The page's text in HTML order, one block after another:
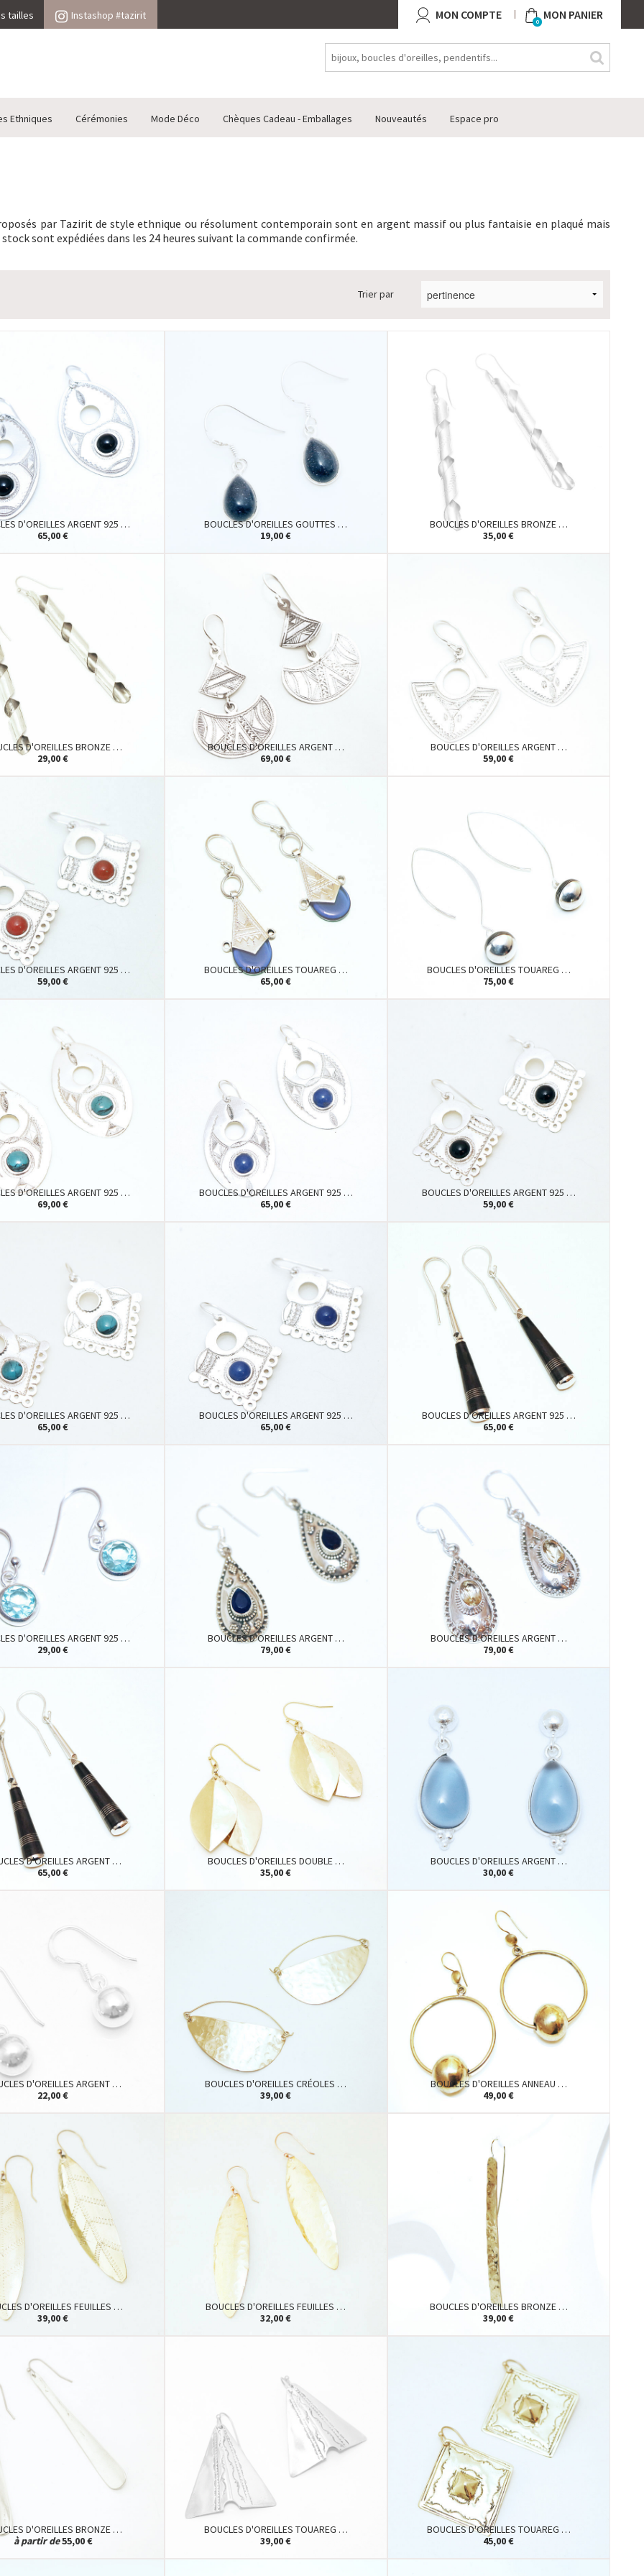
tailles Instashop #tazirit MON COMPTE 0 MON PANIER
Ethniques Cérémonies Mode Déco Chèques Cadeau - Emballages Nouveautés Espace pro
par Tazirit de style ethnique ou résolument contemporain sont en argent massif ou plus fantaisie en plaqué mais
sont expédiées dans les 24 heures suivant la commande confirmée.
Trier par
D'OREILLES ARGENT 925 …
65,00 €
BOUCLES D'OREILLES GOUTTES …
19,00 €
BOUCLES D'OREILLES BRONZE …
35,00 €
D'OREILLES BRONZE …
29,00 €
BOUCLES D'OREILLES ARGENT …
69,00 €
BOUCLES D'OREILLES ARGENT …
59,00 €
D'OREILLES ARGENT 925 …
59,00 €
BOUCLES D'OREILLES TOUAREG …
65,00 €
BOUCLES D'OREILLES TOUAREG …
75,00 €
D'OREILLES ARGENT 925 …
69,00 €
BOUCLES D'OREILLES ARGENT 925 …
65,00 €
BOUCLES D'OREILLES ARGENT 925 …
59,00 €
D'OREILLES ARGENT 925 …
65,00 €
BOUCLES D'OREILLES ARGENT 925 …
65,00 €
BOUCLES D'OREILLES ARGENT 925 …
65,00 €
D'OREILLES ARGENT 925 …
29,00 €
BOUCLES D'OREILLES ARGENT …
79,00 €
BOUCLES D'OREILLES ARGENT …
79,00 €
D'OREILLES ARGENT …
65,00 €
BOUCLES D'OREILLES DOUBLE …
35,00 €
BOUCLES D'OREILLES ARGENT …
30,00 €
D'OREILLES ARGENT …
22,00 €
BOUCLES D'OREILLES CRÉOLES …
39,00 €
BOUCLES D'OREILLES ANNEAU …
49,00 €
D'OREILLES FEUILLES …
39,00 €
BOUCLES D'OREILLES FEUILLES …
32,00 €
BOUCLES D'OREILLES BRONZE …
39,00 €
D'OREILLES BRONZE …
à partir de55,00 €
BOUCLES D'OREILLES TOUAREG …
39,00 €
BOUCLES D'OREILLES TOUAREG …
45,00 €